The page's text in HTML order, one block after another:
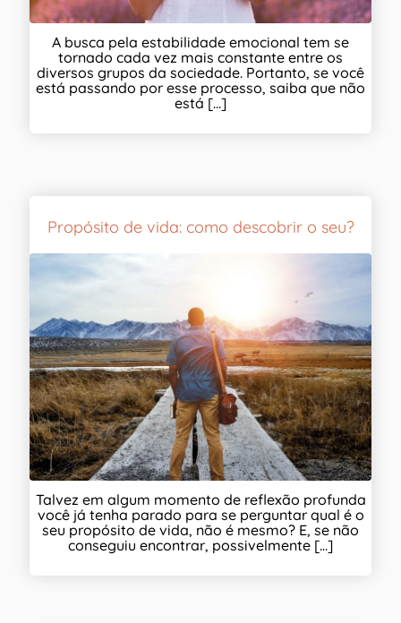
A busca pela estabilidade emocional tem se
tornado cada vez mais constante entre os
diversos grupos da sociedade. Portanto, se você
está passando por esse processo, saiba que não
está [...]
Propósito de vida: como descobrir o seu?
Talvez em algum momento de reflexão profunda
você já tenha parado para se perguntar qual é o
seu propósito de vida, não é mesmo? E, se não
conseguiu encontrar, possivelmente [...]